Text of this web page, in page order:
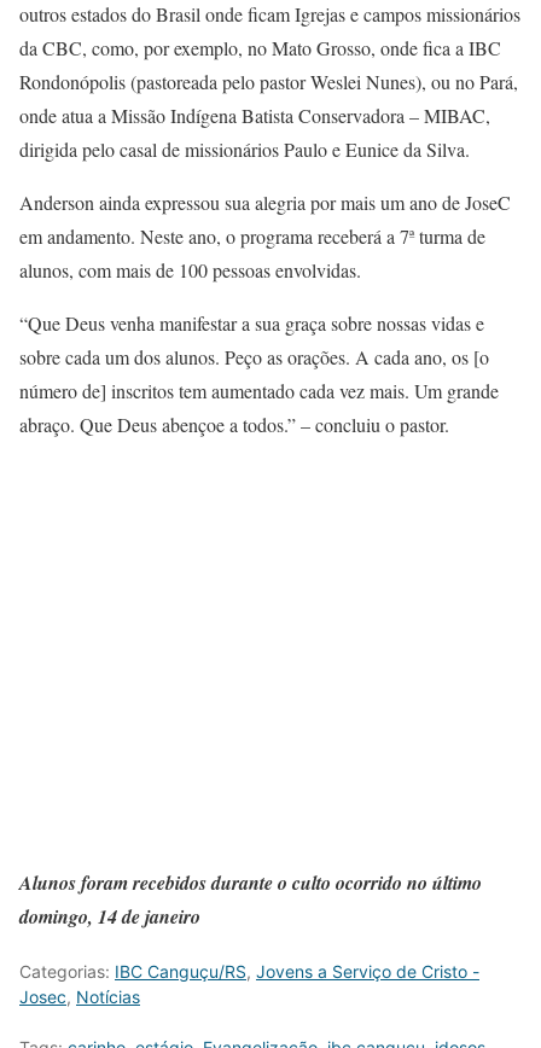
outros estados do Brasil onde ficam Igrejas e campos missionários
da CBC, como, por exemplo, no Mato Grosso, onde fica a IBC
Rondonópolis (pastoreada pelo pastor Weslei Nunes), ou no Pará,
onde atua a Missão Indígena Batista Conservadora – MIBAC,
dirigida pelo casal de missionários Paulo e Eunice da Silva.
Anderson ainda expressou sua alegria por mais um ano de JoseC
em andamento. Neste ano, o programa receberá a 7ª turma de
alunos, com mais de 100 pessoas envolvidas.
“Que Deus venha manifestar a sua graça sobre nossas vidas e
sobre cada um dos alunos. Peço as orações. A cada ano, os [o
número de] inscritos tem aumentado cada vez mais. Um grande
abraço. Que Deus abençoe a todos.” – concluiu o pastor.
Alunos foram recebidos durante o culto ocorrido no último
domingo, 14 de janeiro
Categorias: IBC Canguçu/RS, Jovens a Serviço de Cristo -
Josec, Notícias